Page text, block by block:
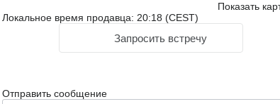
Показать
Локальное время продавца: 20:18 (CEST)
Запросить встречу
Отправить сообщение